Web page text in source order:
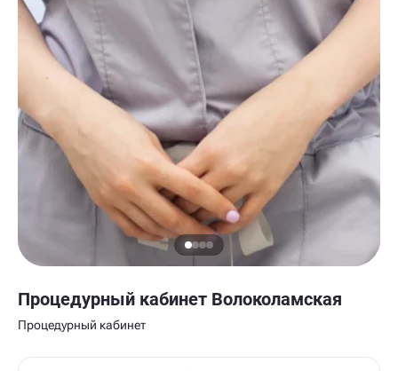
Процедурный кабинет Волоколамская
Процедурный кабинет